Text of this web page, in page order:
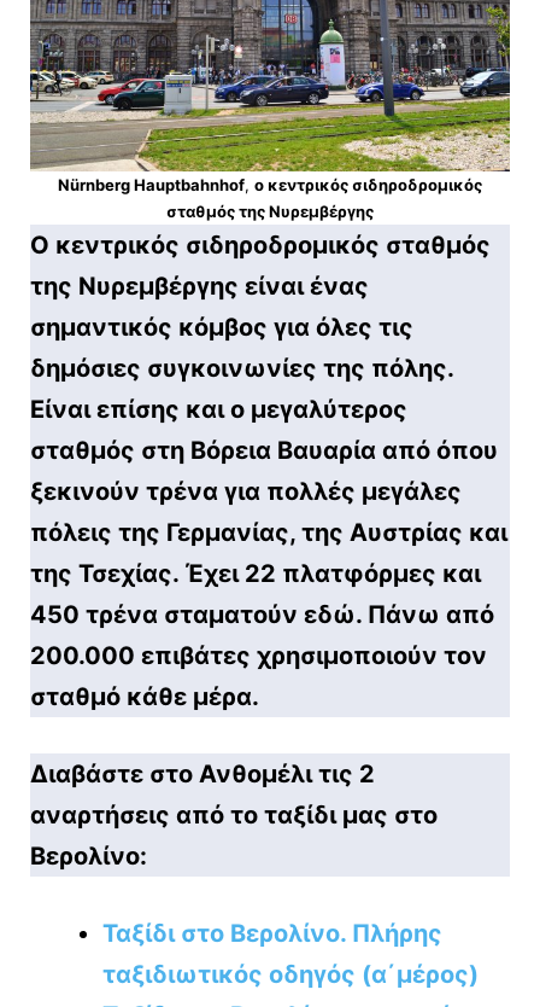
Nürnberg Hauptbahnhof, ο κεντρικός σιδηροδρομικός
σταθμός της Νυρεμβέργης
Ο κεντρικός σιδηροδρομικός σταθμός
της Νυρεμβέργης είναι ένας
σημαντικός κόμβος για όλες τις
δημόσιες συγκοινωνίες της πόλης.
Είναι επίσης και ο μεγαλύτερος
σταθμός στη Βόρεια Βαυαρία από όπου
ξεκινούν τρένα για πολλές μεγάλες
πόλεις της Γερμανίας, της Αυστρίας και
της Τσεχίας. Έχει 22 πλατφόρμες και
450 τρένα σταματούν εδώ. Πάνω από
200.000 επιβάτες χρησιμοποιούν τον
σταθμό κάθε μέρα.
Διαβάστε στο Ανθομέλι τις 2
αναρτήσεις από το ταξίδι μας στο
Βερολίνο:
Ταξίδι στο Βερολίνο. Πλήρης
ταξιδιωτικός οδηγός (α΄μέρος)